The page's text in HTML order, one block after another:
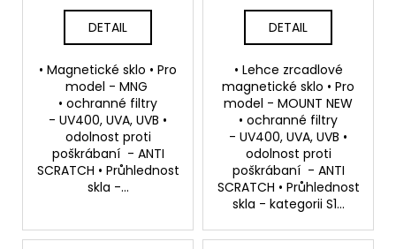
DETAIL
• Magnetické sklo • Pro
model - MNG
• ochranné filtry
- UV400, UVA, UVB •
odolnost proti
poškrábaní - ANTI
SCRATCH • Průhlednost
skla -...
DETAIL
• Lehce zrcadlové
magnetické sklo • Pro
model - MOUNT NEW
• ochranné filtry
- UV400, UVA, UVB •
odolnost proti
poškrábaní - ANTI
SCRATCH • Průhlednost
skla - kategorii S1...